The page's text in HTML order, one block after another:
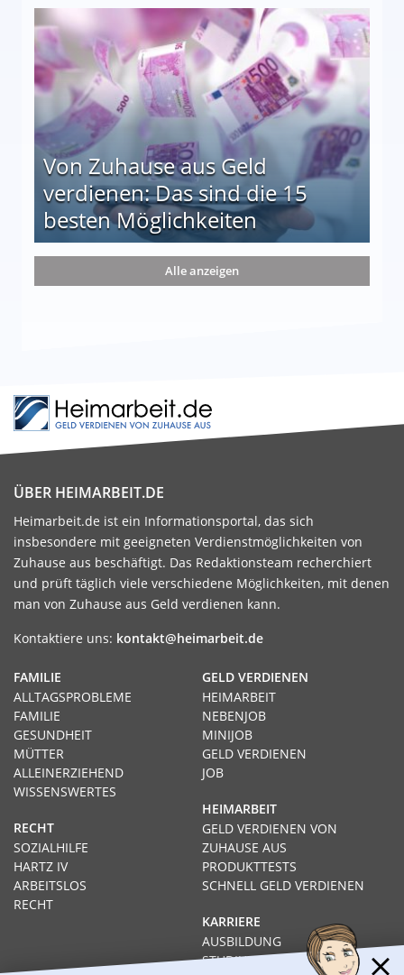
auf einen Blick
Von Zuhause aus Geld
verdienen: Das sind die 15
besten Möglichkeiten
die 15 besten Möglichkeiten
Alle anzeigen
ÜBER HEIMARBEIT.DE
Heimarbeit.de ist ein Informationsportal, das sich
insbesondere mit geeigneten Verdienstmöglichkeiten von
Zuhause aus beschäftigt. Das Redaktionsteam recherchiert
und prüft täglich viele verschiedene Möglichkeiten, mit denen
man von Zuhause aus Geld verdienen kann.
Kontaktiere uns: kontakt@heimarbeit.de
GELD VERDIENEN
HEIMARBEIT
NEBENJOB
MINIJOB
GELD VERDIENEN
JOB
HEIMARBEIT
GELD VERDIENEN VON
ZUHAUSE AUS
PRODUKTTESTS
SCHNELL GELD VERDIENEN
KARRIERE
AUSBILDUNG
STUDIUM
FAMILIE
ALLTAGSPROBLEME
FAMILIE
GESUNDHEIT
MÜTTER
ALLEINERZIEHEND
WISSENSWERTES
RECHT
SOZIALHILFE
HARTZ IV
ARBEITSLOS
RECHT